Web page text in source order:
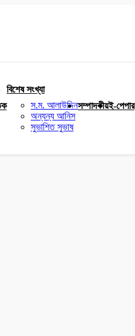
বিশেষ সংখ্যা
স.ম. আলাউদ্দিন
অন্যন্য আনিস
সুভাশিত সুভাষ
সম্পাদকীয়ই-পেপার